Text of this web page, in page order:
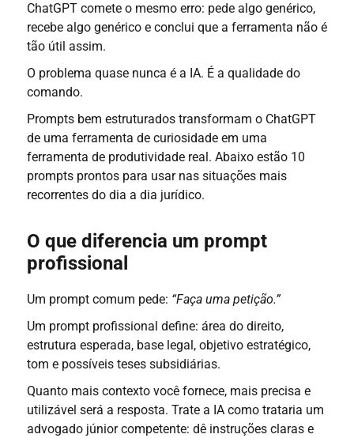
ChatGPT comete o mesmo erro: pede algo genérico,
recebe algo genérico e conclui que a ferramenta não é
tão útil assim.
O problema quase nunca é a IA. É a qualidade do
comando.
Prompts bem estruturados transformam o ChatGPT
de uma ferramenta de curiosidade em uma
ferramenta de produtividade real. Abaixo estão 10
prompts prontos para usar nas situações mais
recorrentes do dia a dia jurídico.
O que diferencia um prompt
profissional
Um prompt comum pede: “Faça uma petição.”
Um prompt profissional define: área do direito,
estrutura esperada, base legal, objetivo estratégico,
tom e possíveis teses subsidiárias.
Quanto mais contexto você fornece, mais precisa e
utilizável será a resposta. Trate a IA como trataria um
advogado júnior competente: dê instruções claras e